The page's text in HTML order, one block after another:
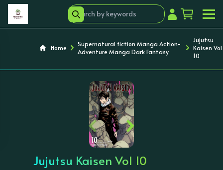
Home
Supernatural fiction Manga Action-
Adventure Manga Dark Fantasy
Jujutsu
Kaisen Vol
10
‹ ›
Jujutsu Kaisen Vol 10